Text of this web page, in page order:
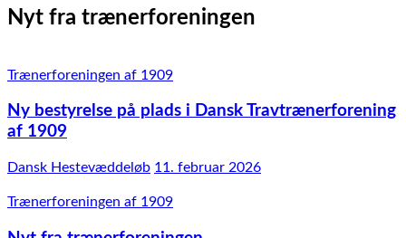
Nyt fra trænerforeningen
Trænerforeningen af 1909
Ny bestyrelse på plads i Dansk Travtrænerforening
af 1909
Dansk Hestevæddeløb 11. februar 2026
Trænerforeningen af 1909